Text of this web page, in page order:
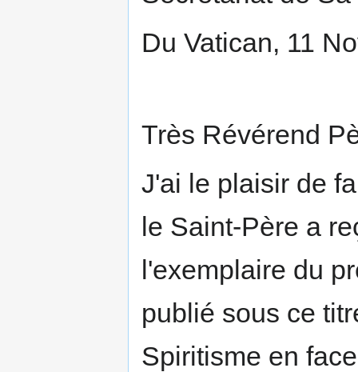
Du Vatican, 11
Très Révérend
J'ai le plaisir de
le Saint-Père a
l'exemplaire du
publié sous ce
Spiritisme en